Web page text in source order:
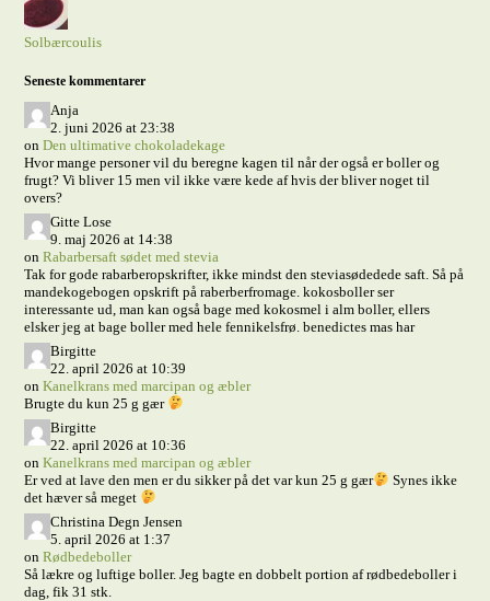
Solbærcoulis
Seneste kommentarer
Anja
2. juni 2026 at 23:38
onDen ultimative chokoladekage
Hvor mange personer vil du beregne kagen til når der også er boller og
frugt? Vi bliver 15 men vil ikke være kede af hvis der bliver noget til
overs?
Gitte Lose
9. maj 2026 at 14:38
onRabarbersaft sødet med stevia
Tak for gode rabarberopskrifter, ikke mindst den steviasødedede saft. Så på
mandekogebogen opskrift på raberberfromage. kokosboller ser
interessante ud, man kan også bage med kokosmel i alm boller, ellers
elsker jeg at bage boller med hele fennikelsfrø. benedictes mas har
Birgitte
22. april 2026 at 10:39
onKanelkrans med marcipan og æbler
Brugte du kun 25 g gær
Birgitte
22. april 2026 at 10:36
onKanelkrans med marcipan og æbler
Er ved at lave den men er du sikker på det var kun 25 g gær
Synes ikke
det hæver så meget
Christina Degn Jensen
5. april 2026 at 1:37
onRødbedeboller
Så lækre og luftige boller. Jeg bagte en dobbelt portion af rødbedeboller i
dag, fik 31 stk.